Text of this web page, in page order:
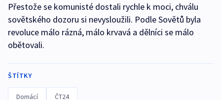
Přestože se komunisté dostali rychle k moci, chválu
sovětského dozoru si nevysloužili. Podle Sovětů byla
revoluce málo rázná, málo krvavá a dělníci se málo
obětovali.
ŠTÍTKY
Domácí ČT24